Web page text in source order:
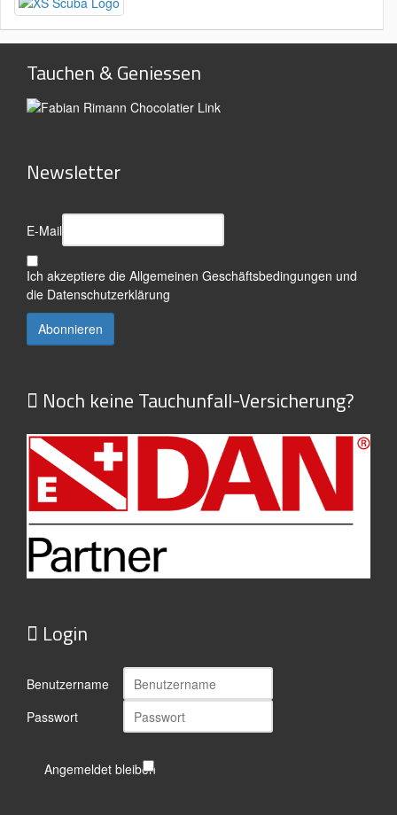
Tauchen & Geniessen
Newsletter
E-Mail
Ich akzeptiere die Allgemeinen Geschäftsbedingungen und
die Datenschutzerklärung
Noch keine Tauchunfall-Versicherung?
Login
Benutzername
Passwort
Angemeldet bleiben